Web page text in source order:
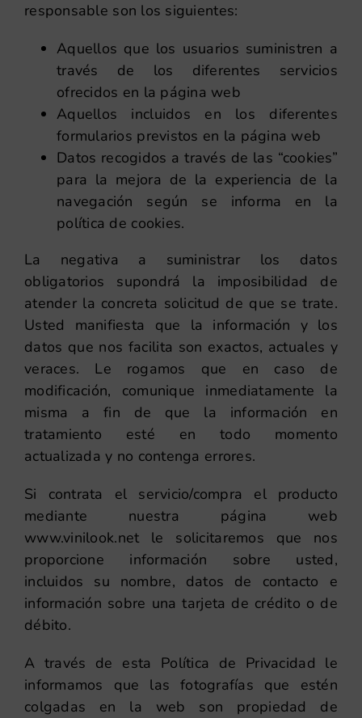
responsable son los siguientes:
Aquellos que los usuarios suministren a
través de los diferentes servicios
ofrecidos en la página web
Aquellos incluidos en los diferentes
formularios previstos en la página web
Datos recogidos a través de las “cookies”
para la mejora de la experiencia de la
navegación según se informa en la
política de cookies.
La negativa a suministrar los datos
obligatorios supondrá la imposibilidad de
atender la concreta solicitud de que se trate.
Usted manifiesta que la información y los
datos que nos facilita son exactos, actuales y
veraces. Le rogamos que en caso de
modificación, comunique inmediatamente la
misma a fin de que la información en
tratamiento esté en todo momento
actualizada y no contenga errores.
Si contrata el servicio/compra el producto
mediante nuestra página web
www.vinilook.net le solicitaremos que nos
proporcione información sobre usted,
incluidos su nombre, datos de contacto e
información sobre una tarjeta de crédito o de
débito.
A través de esta Política de Privacidad le
informamos que las fotografías que estén
colgadas en la web son propiedad de